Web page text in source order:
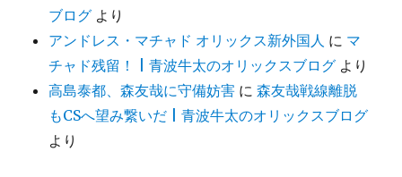
ブログ より
アンドレス・マチャド オリックス新外国人 に マ
チャド残留！ | 青波牛太のオリックスブログ より
高島泰都、森友哉に守備妨害 に森友哉戦線離脱
もCSへ望み繋いだ | 青波牛太のオリックスブログ
より